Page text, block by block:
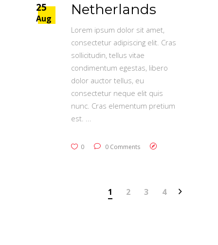
25
Aug
Netherlands
Lorem ipsum dolor sit amet,
consectetur adipiscing elit. Cras
sollicitudin, tellus vitae
condimentum egestas, libero
dolor auctor tellus, eu
consectetur neque elit quis
nunc. Cras elementum pretium
est.
0 0 Comments
1 2 3 4